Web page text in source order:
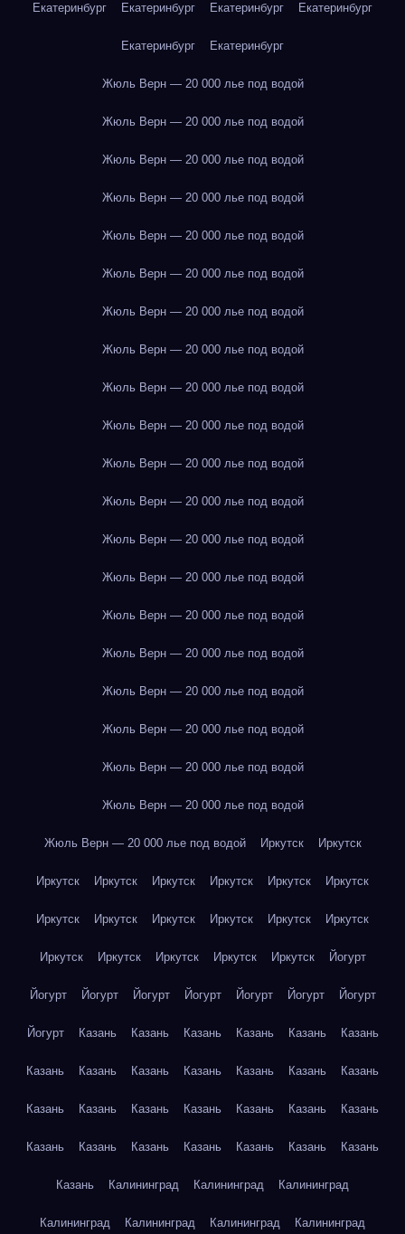
Екатеринбург Екатеринбург Екатеринбург Екатеринбург
Екатеринбург Екатеринбург
Жюль Верн — 20 000 лье под водой
Жюль Верн — 20 000 лье под водой
Жюль Верн — 20 000 лье под водой
Жюль Верн — 20 000 лье под водой
Жюль Верн — 20 000 лье под водой
Жюль Верн — 20 000 лье под водой
Жюль Верн — 20 000 лье под водой
Жюль Верн — 20 000 лье под водой
Жюль Верн — 20 000 лье под водой
Жюль Верн — 20 000 лье под водой
Жюль Верн — 20 000 лье под водой
Жюль Верн — 20 000 лье под водой
Жюль Верн — 20 000 лье под водой
Жюль Верн — 20 000 лье под водой
Жюль Верн — 20 000 лье под водой
Жюль Верн — 20 000 лье под водой
Жюль Верн — 20 000 лье под водой
Жюль Верн — 20 000 лье под водой
Жюль Верн — 20 000 лье под водой
Жюль Верн — 20 000 лье под водой
Жюль Верн — 20 000 лье под водой Иркутск Иркутск
Иркутск Иркутск Иркутск Иркутск Иркутск Иркутск
Иркутск Иркутск Иркутск Иркутск Иркутск Иркутск
Иркутск Иркутск Иркутск Иркутск Иркутск Йогурт
Йогурт Йогурт Йогурт Йогурт Йогурт Йогурт Йогурт
Йогурт Казань Казань Казань Казань Казань Казань
Казань Казань Казань Казань Казань Казань Казань
Казань Казань Казань Казань Казань Казань Казань
Казань Казань Казань Казань Казань Казань Казань
Казань Калининград Калининград Калининград
Калининград Калининград Калининград Калининград